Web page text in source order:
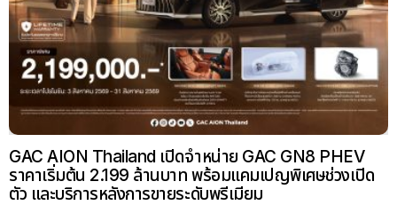
GAC AION Thailand เปิดจำหน่าย GAC GN8 PHEV
ราคาเริ่มต้น 2.199 ล้านบาท พร้อมแคมเปญพิเศษช่วงเปิด
ตัว และบริการหลังการขายระดับพรีเมียม